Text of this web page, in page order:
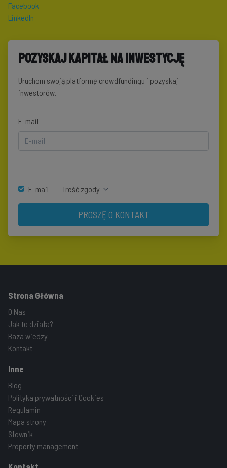
Pozyskaj kapitał na inwestycję
Uruchom swoją platformę crowdfundingu i pozyskaj
inwestorów.
E-mail
E-mail Treść zgody
PROSZĘ O KONTAKT
Facebook
LinkedIn
Strona Główna
O Nas
Jak to działa?
Baza wiedzy
Kontakt
Inne
Blog
Polityka prywatności i Cookies
Regulamin
Mapa strony
Słownik
Property management